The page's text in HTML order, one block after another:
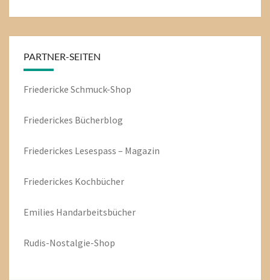
PARTNER-SEITEN
Friedericke Schmuck-Shop
Friederickes Bücherblog
Friederickes Lesespass – Magazin
Friederickes Kochbücher
Emilies Handarbeitsbücher
Rudis-Nostalgie-Shop